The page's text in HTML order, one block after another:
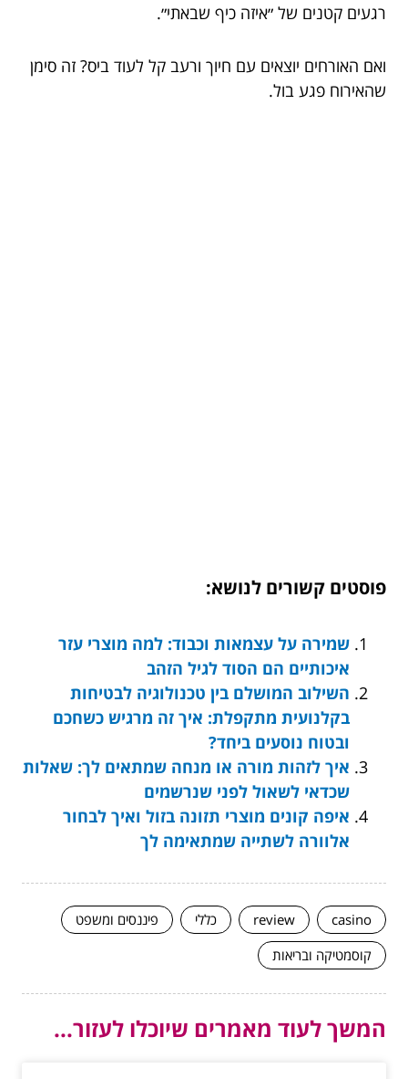
רגעים קטנים של ״איזה כיף שבאתי״.
ואם האורחים יוצאים עם חיוך ורעב קל לעוד ביס? זה סימן
שהאירוח פגע בול.
פוסטים קשורים לנושא:
שמירה על עצמאות וכבוד: למה מוצרי עזר
איכותיים הם הסוד לגיל הזהב
השילוב המושלם בין טכנולוגיה לבטיחות
בקלנועית מתקפלת: איך זה מרגיש כשחכם
ובטוח נוסעים ביחד?
איך לזהות מורה או מנחה שמתאים לך: שאלות
שכדאי לשאול לפני שנרשמים
איפה קונים מוצרי תזונה בזול ואיך לבחור
אלוורה לשתייה שמתאימה לך
casino
review כללי
פיננסים ומשפט
קוסמטיקה ובריאות
המשך לעוד מאמרים שיוכלו לעזור...